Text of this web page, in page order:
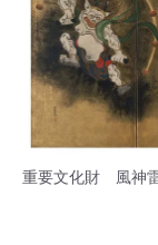
重要文化財 風神